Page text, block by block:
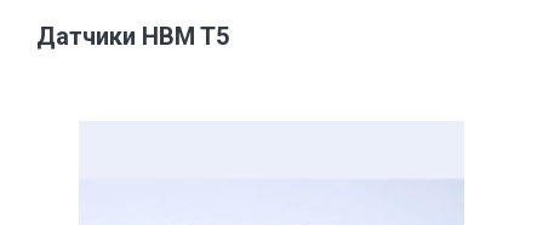
содержанию
Датчики HBM T5